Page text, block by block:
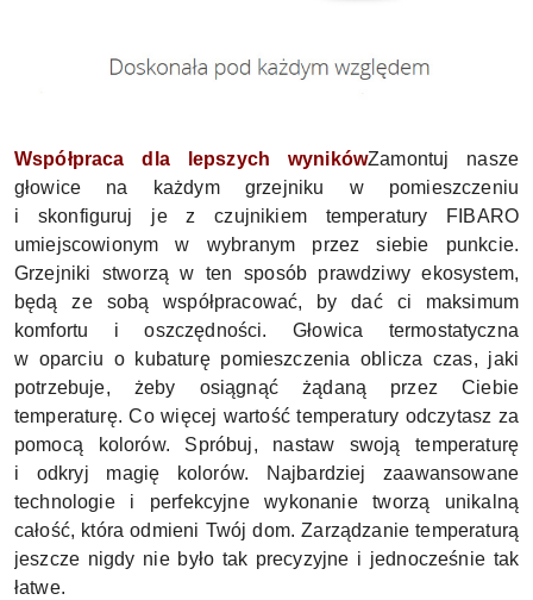
Współpraca dla lepszych wynikówZamontuj nasze
głowice na każdym grzejniku w pomieszczeniu
i skonfiguruj je z czujnikiem temperatury FIBARO
umiejscowionym w wybranym przez siebie punkcie.
Grzejniki stworzą w ten sposób prawdziwy ekosystem,
będą ze sobą współpracować, by dać ci maksimum
komfortu i oszczędności. Głowica termostatyczna
w oparciu o kubaturę pomieszczenia oblicza czas, jaki
potrzebuje, żeby osiągnąć żądaną przez Ciebie
temperaturę. Co więcej wartość temperatury odczytasz za
pomocą kolorów. Spróbuj, nastaw swoją temperaturę
i odkryj magię kolorów.
Najbardziej zaawansowane
technologie i perfekcyjne wykonanie tworzą unikalną
całość, która odmieni Twój dom. Zarządzanie temperaturą
jeszcze nigdy nie było tak precyzyjne i jednocześnie tak
łatwe.